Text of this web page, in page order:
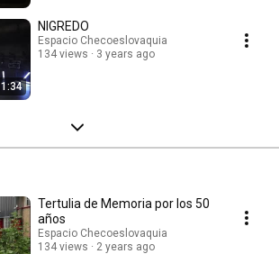
1:34
NIGREDO
Espacio Checoeslovaquia
134 views
3 years ago
Tertulia de Memoria por los 50
años
Espacio Checoeslovaquia
134 views
2 years ago